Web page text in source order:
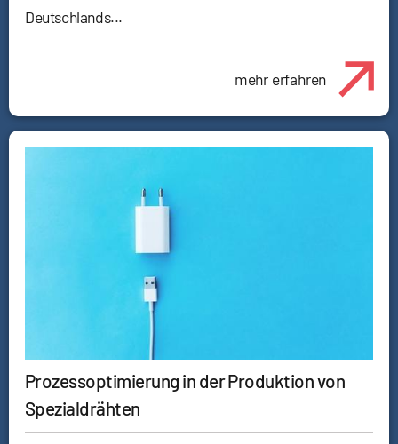
Deutschlands...
mehr erfahren
Prozessoptimierung in der Produktion von
Spezialdrähten